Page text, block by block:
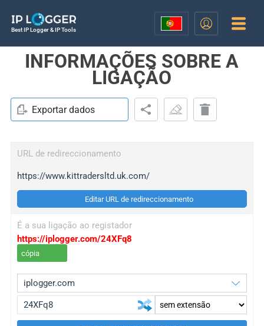
Best IP Logger & IP Tools
INFORMAÇÕES SOBRE A
LIGAÇÃO
Exportar dados
URL de redireccionamento
https://www.kittradersltd.uk.com/
Editar URL de redireccionamento
É a sua ligação ao registador
https://iplogger.com/24XFq8
cópia